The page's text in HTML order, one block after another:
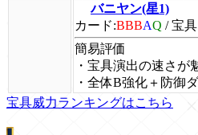
バニヤン(星1)
カード:BBBAQ /宝
簡易評価
・宝具演出の速さが
・全体B強化＋防御
宝具威力ランキングはこちら